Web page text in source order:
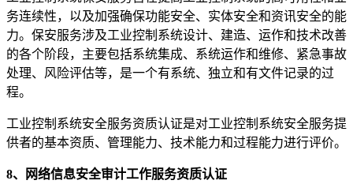
务连续性，以及加强确保功能安全、实体安全和资讯安全的能
力。保安服务涉及工业控制系统设计、建造、运作和技术改善
的各个阶段，主要包括系统集成、系统运作和维修、紧急事故
处理、风险评估等，是一个有系统、独立和有文件记录的过
程。
工业控制系统安全服务资质认证是对工业控制系统安全服务提
供者的基本资质、管理能力、技术能力和过程能力进行评价。
8、网络信息安全审计工作服务资质认证